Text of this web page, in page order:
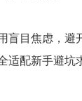
盲目焦虑，避
适配新手避坑